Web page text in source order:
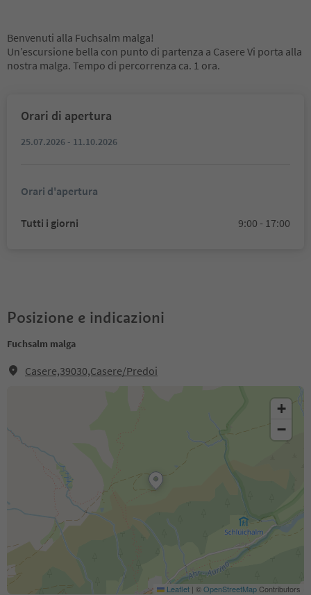
Benvenuti alla Fuchsalm malga!
Un’escursione bella con punto di partenza a Casere Vi porta alla
nostra malga. Tempo di percorrenza ca. 1 ora.
Orari di apertura
25.07.2026 - 11.10.2026
Orari d'apertura
Tutti i giorni 9:00 - 17:00
Posizione e indicazioni
Fuchsalm malga
Casere,39030,Casere/Predoi
+
−
Leaflet | ©OpenStreetMapContributors